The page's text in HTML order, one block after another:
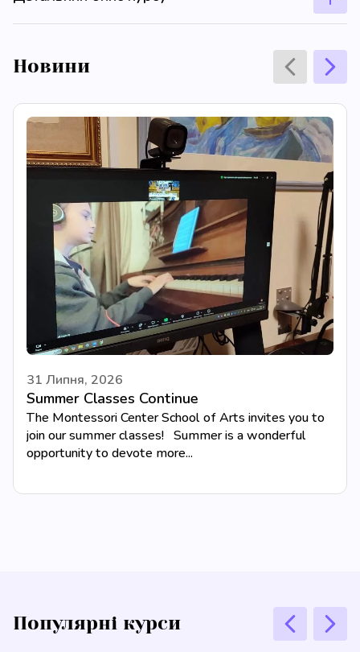
Новини
31 Липня, 2026
Summer Classes Continue
The Montessori Center School of Arts invites you to
join our summer classes! Summer is a wonderful
opportunity to devote more...
Популярні курси